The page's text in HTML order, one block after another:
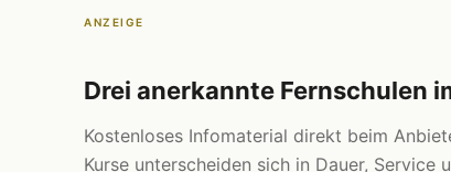
ANZEIGE
Drei anerkannte Fernschulen
Kostenloses Infomaterial direkt beim
Kurse unterscheiden sich in Dauer, Service